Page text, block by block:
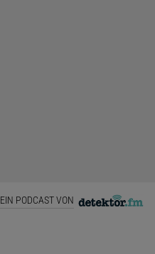
EIN PODCAST VON